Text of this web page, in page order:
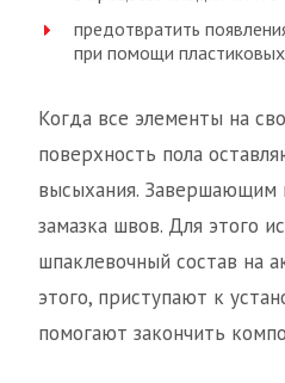
предотвратить
при помощи пластиковых
Когда все элементы на
поверхность пола
высыхания. Завершающим
замазка швов. Для этого
шпаклевочный состав на
этого, приступают к
помогают закончить